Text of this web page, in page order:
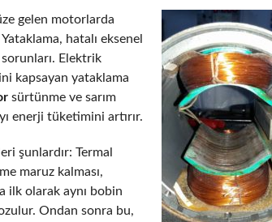
gelen motorlarda
hatalı eksenel
Elektrik
kapsayan yataklama
sürtünme ve sarım
enerji tüketimini artırır.
şunlardır: Termal
maruz kalması,
ilk olarak aynı bobin
Ondan sonra bu,